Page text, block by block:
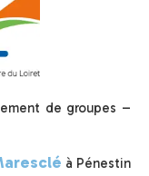
de groupes –
à Pénestin